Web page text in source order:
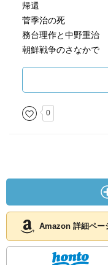
帰還
菅季治の死
務台理作と中野重治
朝鮮戦争のさなかで
スターリンの「言語
中国の世界語者たち
その後の中野重治
［ 結論 ］
0
Amazon 詳細ペー